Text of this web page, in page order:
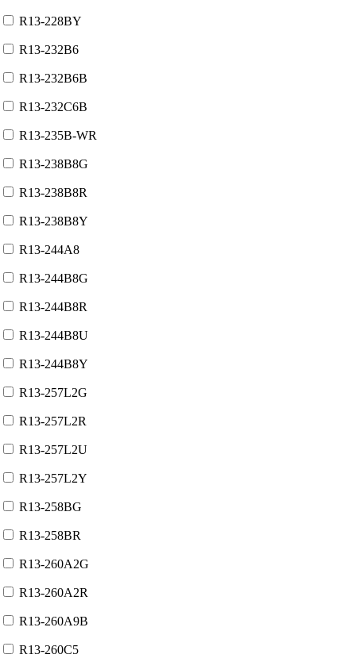
R13-228BY
R13-232B6
R13-232B6B
R13-232C6B
R13-235B-WR
R13-238B8G
R13-238B8R
R13-238B8Y
R13-244A8
R13-244B8G
R13-244B8R
R13-244B8U
R13-244B8Y
R13-257L2G
R13-257L2R
R13-257L2U
R13-257L2Y
R13-258BG
R13-258BR
R13-260A2G
R13-260A2R
R13-260A9B
R13-260С5